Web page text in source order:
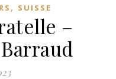
, SUISSE
–